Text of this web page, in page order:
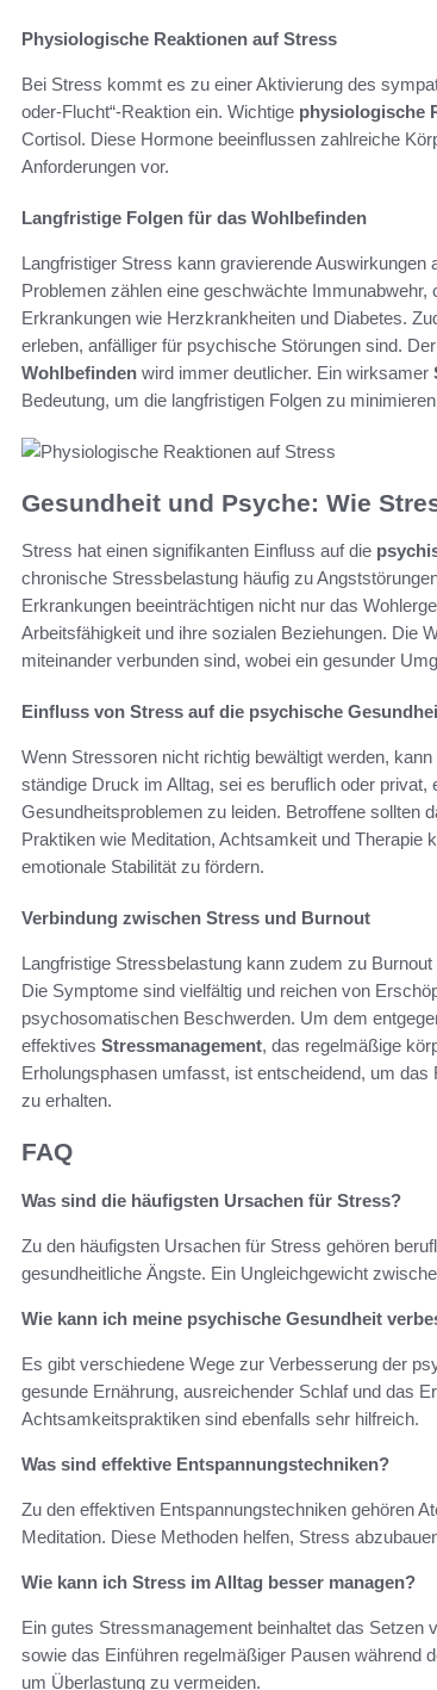
Physiologische Reaktionen auf Stress
Bei Stress kommt es zu einer Aktivierung des
oder-Flucht“-Reaktion ein. Wichtige physiologische
Cortisol. Diese Hormone beeinflussen zahlreiche
Anforderungen vor.
Langfristige Folgen für das Wohlbefinden
Langfristiger Stress kann gravierende Auswirkungen
Problemen zählen eine geschwächte
Erkrankungen wie Herzkrankheiten und Diabetes.
erleben, anfälliger für psychische Störungen sind.
Wohlbefinden wird immer deutlicher. Ein wirksamer
Bedeutung, um die langfristigen Folgen zu
Gesundheit und Psyche: Wie
Stress hat einen signifikanten Einfluss auf die
chronische Stressbelastung häufig zu
Erkrankungen beeinträchtigen nicht nur das
Arbeitsfähigkeit und ihre sozialen Beziehungen. Die
miteinander verbunden sind, wobei ein gesunder
Einfluss von Stress auf die psychische
Wenn Stressoren nicht richtig bewältigt werden,
ständige Druck im Alltag, sei es beruflich oder
Gesundheitsproblemen zu leiden. Betroffene sollten
Praktiken wie Meditation, Achtsamkeit und Therapie
emotionale Stabilität zu fördern.
Verbindung zwischen Stress und Burnout
Langfristige Stressbelastung kann zudem zu
Die Symptome sind vielfältig und reichen von
psychosomatischen Beschwerden. Um dem
effektives Stressmanagement, das regelmäßige
Erholungsphasen umfasst, ist entscheidend, um
zu erhalten.
FAQ
Was sind die häufigsten Ursachen für Stress?
Zu den häufigsten Ursachen für Stress gehören
gesundheitliche Ängste. Ein Ungleichgewicht
Wie kann ich meine psychische Gesundheit
Es gibt verschiedene Wege zur Verbesserung der
gesunde Ernährung, ausreichender Schlaf und das
Achtsamkeitspraktiken sind ebenfalls sehr hilfreich.
Was sind effektive Entspannungstechniken?
Zu den effektiven Entspannungstechniken gehören
Meditation. Diese Methoden helfen, Stress
Wie kann ich Stress im Alltag besser managen?
Ein gutes Stressmanagement beinhaltet das Setzen
sowie das Einführen regelmäßiger Pausen während
um Überlastung zu vermeiden.